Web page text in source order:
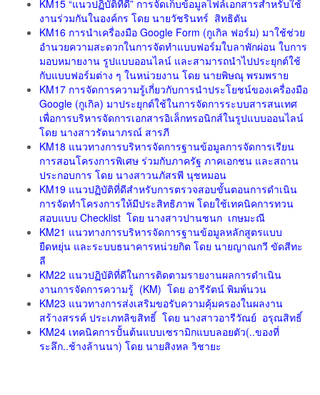
KM15 “แนวปฏิบัติที่ดี” การจัดเก็บข้อมูลไฟล์เอกสารสำหรับใช้
งานร่วมกันในองค์กร โดย นายวัชรินทร์ สิทธิตัน
KM16 การนำเครื่องมือ Google Form (กูเกิล ฟอร์ม) มาใช้ช่วย
อำนวยความสะดวกในการจัดทำแบบฟอร์มใบลาพักผ่อน ใบการ
มอบหมายงาน รูปแบบออนไลน์ และสามารถนำไปประยุกต์ใช้
กับแบบฟอร์มต่าง ๆ ในหน่วยงาน โดย นายพิษณุ พรมพราย
KM17 การจัดการความรู้เกี่ยวกับการนำประโยชน์ของเครื่องมือ
Google (กูเกิล) มาประยุกต์ใช้ในการจัดการระบบสารสนเทศ
เพื่อการบริหารจัดการเอกสารอิเล็กทรอนิกส์ในรูปแบบออนไลน์
โดย นางสาวรัตนาภรณ์ สารภี
KM18 แนวทางการบริหารจัดการฐานข้อมูลการจัดการเรียน
การสอนโครงการพิเศษ ร่วมกับภาครัฐ ภาคเอกชน และสถาน
ประกอบการ โดย นางสาวนภัสรพี นุชหมอน
KM19 แนวปฏิบัติที่ดีสำหรับการตรวจสอบขั้นตอนการดำเนิน
การจัดทำโครงการให้มีประสิทธิภาพ โดยใช้เทคนิคการทวน
สอบแบบ Checklist โดย นางสาวปานชนก เกษมะณี
KM21 แนวทางการบริหารจัดการฐานข้อมูลหลักสูตรแบบ
ยืดหยุ่น และระบบธนาคารหน่วยกิต โดย นายญาณกวี ขัดสีทะ
ลี
KM22 แนวปฏิบัติที่ดีในการติดตามรายงานผลการดำเนิน
งานการจัดการความรู้ (KM) โดย อารีรัตน์ พิมพ์นวน
KM23 แนวทางการส่งเสริมขอรับความคุ้มครองในผลงาน
สร้างสรรค์ ประเภทลิขสิทธิ์ โดย นางสาวอารีวัณย์ อรุณสิทธิ์
KM24 เทคนิคการปั้นต้นแบบเซรามิกแบบลอยตัว(..ของที่
ระลึก..ช้างล้านนา) โดย นายสิงหล วิชายะ